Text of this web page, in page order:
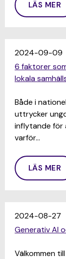
LÄS MER
2024-09-09
6 faktorer
lokala
Både i
uttrycker
inflytande för
varför…
LÄS MER
2024-08-27
Generativ AI
Välkommen